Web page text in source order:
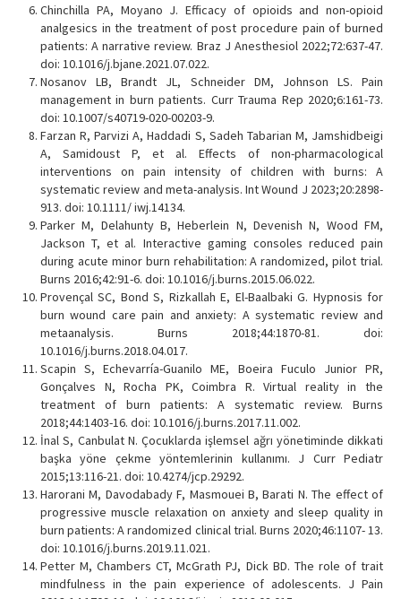
Chinchilla PA, Moyano J. Efficacy of opioids and non-opioid
analgesics in the treatment of post procedure pain of burned
patients: A narrative review. Braz J Anesthesiol 2022;72:637-47.
doi: 10.1016/j.bjane.2021.07.022.
Nosanov LB, Brandt JL, Schneider DM, Johnson LS. Pain
management in burn patients. Curr Trauma Rep 2020;6:161-73.
doi: 10.1007/s40719-020-00203-9.
Farzan R, Parvizi A, Haddadi S, Sadeh Tabarian M, Jamshidbeigi
A, Samidoust P, et al. Effects of non-pharmacological
interventions on pain intensity of children with burns: A
systematic review and meta-analysis. Int Wound J 2023;20:2898-
913. doi: 10.1111/ iwj.14134.
Parker M, Delahunty B, Heberlein N, Devenish N, Wood FM,
Jackson T, et al. Interactive gaming consoles reduced pain
during acute minor burn rehabilitation: A randomized, pilot trial.
Burns 2016;42:91-6. doi: 10.1016/j.burns.2015.06.022.
Provençal SC, Bond S, Rizkallah E, El-Baalbaki G. Hypnosis for
burn wound care pain and anxiety: A systematic review and
metaanalysis. Burns 2018;44:1870-81. doi:
10.1016/j.burns.2018.04.017.
Scapin S, Echevarría-Guanilo ME, Boeira Fuculo Junior PR,
Gonçalves N, Rocha PK, Coimbra R. Virtual reality in the
treatment of burn patients: A systematic review. Burns
2018;44:1403-16. doi: 10.1016/j.burns.2017.11.002.
İnal S, Canbulat N. Çocuklarda işlemsel ağrı yönetiminde dikkati
başka yöne çekme yöntemlerinin kullanımı. J Curr Pediatr
2015;13:116-21. doi: 10.4274/jcp.29292.
Harorani M, Davodabady F, Masmouei B, Barati N. The effect of
progressive muscle relaxation on anxiety and sleep quality in
burn patients: A randomized clinical trial. Burns 2020;46:1107- 13.
doi: 10.1016/j.burns.2019.11.021.
Petter M, Chambers CT, McGrath PJ, Dick BD. The role of trait
mindfulness in the pain experience of adolescents. J Pain